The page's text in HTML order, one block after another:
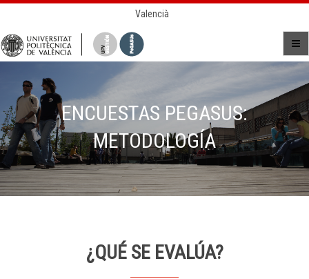
Valencià
ENCUESTAS PEGASUS:
METODOLOGÍA
¿QUÉ SE EVALÚA?